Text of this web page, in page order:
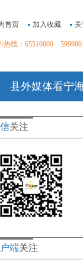
首页 加入收藏
线：65510000
县外媒体看宁
关注
端关注